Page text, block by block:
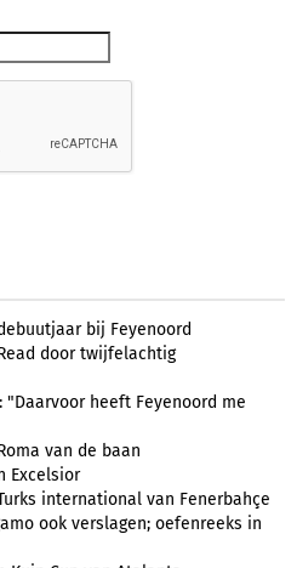
bij Feyenoord
door twijfelachtig
heeft Feyenoord me
van de baan
Excelsior
international van Fenerbahçe
ook verslagen; oefenreeks in